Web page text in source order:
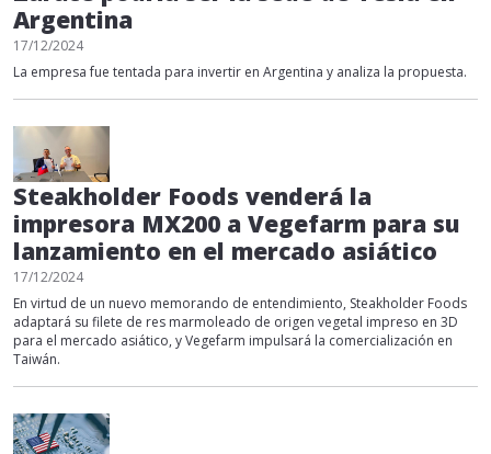
Argentina
17/12/2024
La empresa fue tentada para invertir en Argentina y analiza la propuesta.
Steakholder Foods venderá la
impresora MX200 a Vegefarm para su
lanzamiento en el mercado asiático
17/12/2024
En virtud de un nuevo memorando de entendimiento, Steakholder Foods
adaptará su filete de res marmoleado de origen vegetal impreso en 3D
para el mercado asiático, y Vegefarm impulsará la comercialización en
Taiwán.